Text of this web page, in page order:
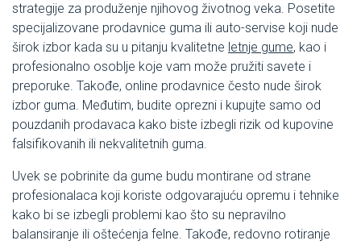
strategije za produženje njihovog životnog veka. Posetite
specijalizovane prodavnice guma ili auto-servise koji nude
širok izbor kada su u pitanju kvalitetne letnje gume, kao i
profesionalno osoblje koje vam može pružiti savete i
preporuke. Takođe, online prodavnice često nude širok
izbor guma. Međutim, budite oprezni i kupujte samo od
pouzdanih prodavaca kako biste izbegli rizik od kupovine
falsifikovanih ili nekvalitetnih guma.
Uvek se pobrinite da gume budu montirane od strane
profesionalaca koji koriste odgovarajuću opremu i tehnike
kako bi se izbegli problemi kao što su nepravilno
balansiranje ili oštećenja felne. Takođe, redovno rotiranje